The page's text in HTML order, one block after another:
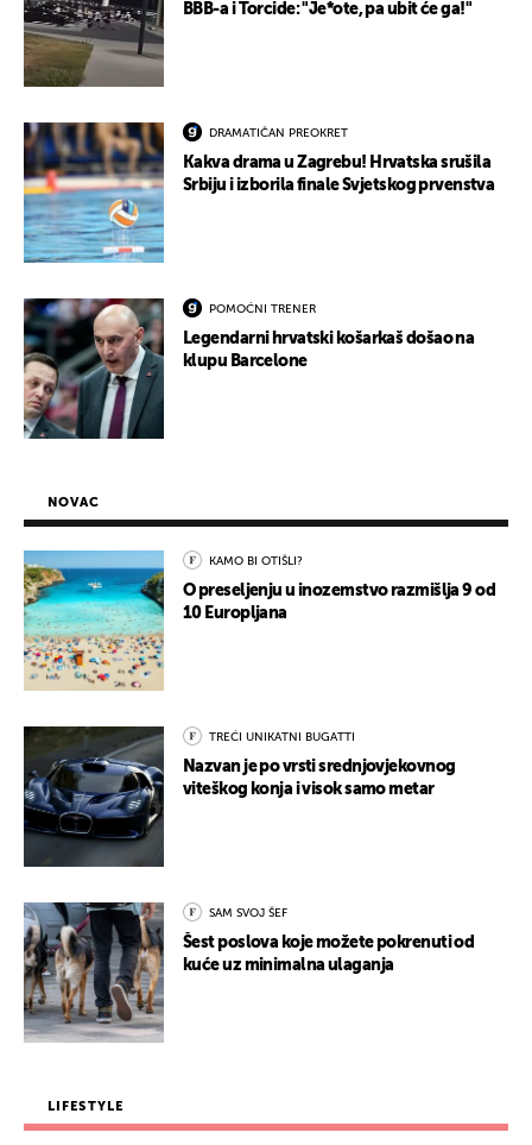
BBB-a i Torcide: "Je*ote, pa ubit će ga!"
DRAMATIČAN PREOKRET
Kakva drama u Zagrebu! Hrvatska srušila
Srbiju i izborila finale Svjetskog prvenstva
POMOĆNI TRENER
Legendarni hrvatski košarkaš došao na
klupu Barcelone
NOVAC
KAMO BI OTIŠLI?
O preseljenju u inozemstvo razmišlja 9 od
10 Europljana
TREĆI UNIKATNI BUGATTI
Nazvan je po vrsti srednjovjekovnog
viteškog konja i visok samo metar
SAM SVOJ ŠEF
Šest poslova koje možete pokrenuti od
kuće uz minimalna ulaganja
LIFESTYLE